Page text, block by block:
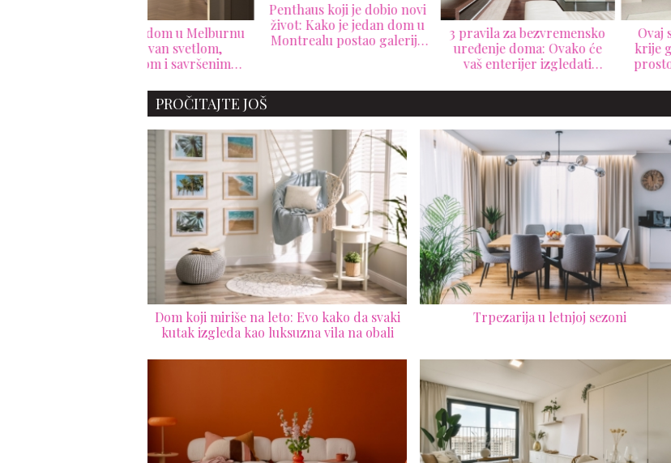
Penthaus koji je dobio novi
život: Kako je jedan dom u
Montrealu postao galerija
umetnosti, dizajna i
porodičnih uspomena
3 pravila za bezvremensko
uređenje doma: Ovako će
vaš enterijer izgledati
Ovaj stan od samo 33 m²
krije genijalne ideje: Mali
prostor koji izgleda veće,
PROČITAJTE JOŠ
Dom koji miriše na leto: Evo kako da svaki
kutak izgleda kao luksuzna vila na obali
Trpezarija u letnjoj sezoni